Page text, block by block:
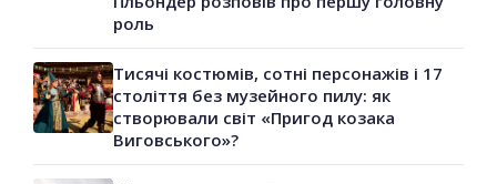
роль
Тисячі костюмів, сотні персонажів і 17
століття без музейного пилу: як
створювали світ «Пригод козака
Виговського»?